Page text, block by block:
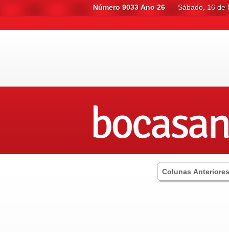
Número 9033 Ano 26 Sábado, 16 de
Colunas Anteriores